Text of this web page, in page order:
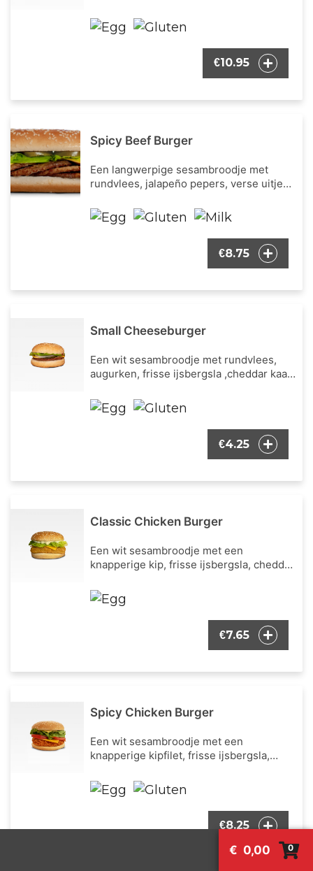
€ 0,00 0
onze bekende burger dressing.
€10.95
Spicy Beef Burger
Een langwerpige sesambroodje met
rundvlees, jalapeño pepers, verse uitjes,
en onze bekende burger dressing.
€8.75
Small Cheeseburger
Een wit sesambroodje met rundvlees,
augurken, frisse ijsbergsla ,cheddar kaas
€4.25
Classic Chicken Burger
Een wit sesambroodje met een
knapperige kip, frisse ijsbergsla, cheddar
€7.65
Spicy Chicken Burger
Een wit sesambroodje met een
knapperige kipfilet, frisse ijsbergsla,
bekende burger dressing.
€8.25